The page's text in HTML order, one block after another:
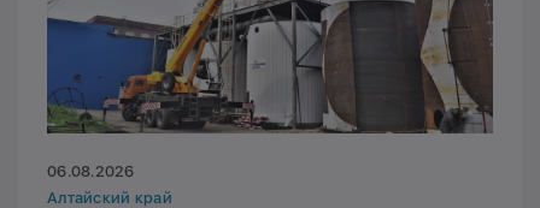
06.08.2026
Алтайский край